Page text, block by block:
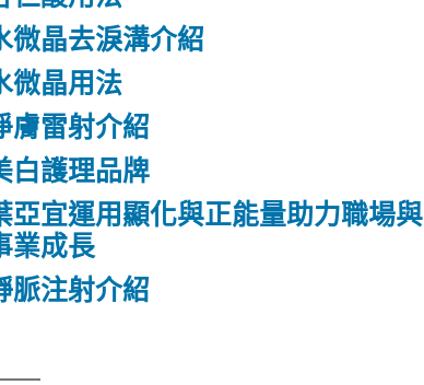
微晶去淚溝介紹
微晶用法
膚雷射介紹
白護理品牌
亞宜運用顯化與正能量助力職場與
業成長
脈注射介紹